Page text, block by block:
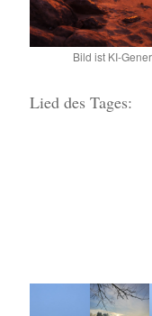
Bild ist KI-
Lied des Tages: